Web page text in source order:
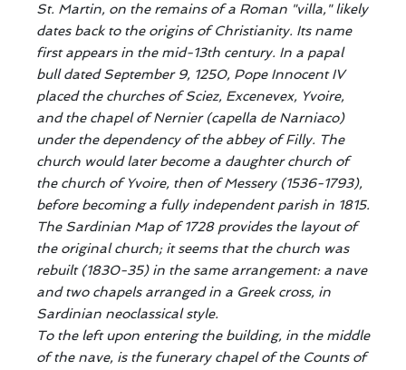
St. Martin, on the remains of a Roman "villa," likely
dates back to the origins of Christianity. Its name
first appears in the mid-13th century. In a papal
bull dated September 9, 1250, Pope Innocent IV
placed the churches of Sciez, Excenevex, Yvoire,
and the chapel of Nernier (capella de Narniaco)
under the dependency of the abbey of Filly. The
church would later become a daughter church of
the church of Yvoire, then of Messery (1536-1793),
before becoming a fully independent parish in 1815.
The Sardinian Map of 1728 provides the layout of
the original church; it seems that the church was
rebuilt (1830-35) in the same arrangement: a nave
and two chapels arranged in a Greek cross, in
Sardinian neoclassical style.
To the left upon entering the building, in the middle
of the nave, is the funerary chapel of the Counts of